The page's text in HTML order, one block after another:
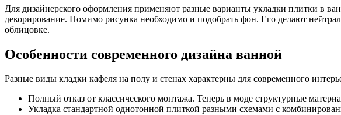
Для дизайнерского оформления применяют разные варианты укладки плитки в
декорирование. Помимо рисунка необходимо и подобрать фон. Его делают
облицовке.
Особенности современного дизайна ванной
Разные виды кладки кафеля на полу и стенах характерны для современного
Полный отказ от классического монтажа. Теперь в моде структурные
Укладка стандартной однотонной плиткой разными схемами с